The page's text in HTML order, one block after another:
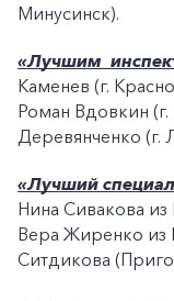
Минусинск).
«Лучшим
Каменев (г.
Роман Вдовкин
Деревянченко (г.
«Лучший
Нина Сивакова из
Вера Жиренко из
Ситдикова